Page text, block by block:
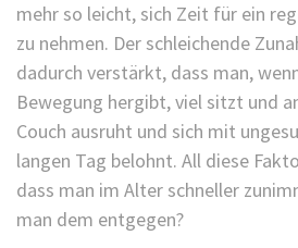
mehr so leicht, sich Zeit für ein
zu nehmen. Der schleichende
dadurch verstärkt, dass man,
Bewegung hergibt, viel sitzt und
Couch ausruht und sich mit
langen Tag belohnt. All diese
dass man im Alter schneller
man dem entgegen?